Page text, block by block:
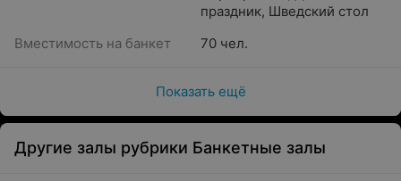
праздник, Шведский стол
Вместимость на банкет
70 чел.
Показать ещё
Другие залы рубрики Банкетные залы